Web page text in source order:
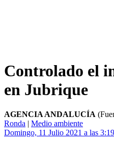
Controlado el
en Jubrique
AGENCIA ANDALUCÍA
Ronda | Medio ambiente
Domingo, 11 Julio 2021 a las